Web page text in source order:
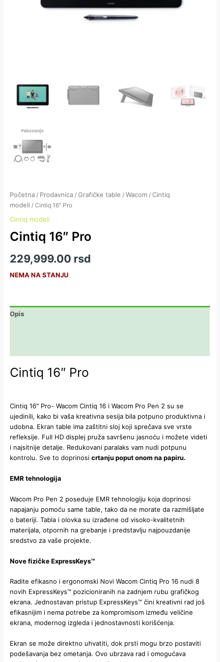
Početna / Prodavnica /Grafičke table /Wacom /Cintiq
modeli / Cintiq 16″ Pro
Cintiq modeli
Cintiq 16″ Pro
229,999.00 rsd
NEMA NA STANJU
Opis
Cintiq 16″ Pro
Cintiq 16″ Pro- Wacom Cintiq 16 i Wacom Pro Pen 2 su se
ujedinili, kako bi vaša kreativna sesija bila potpuno produktivna i
udobna. Ekran table ima zaštitni sloj koji sprečava sve vrste
refleksije. Full HD displej pruža savršenu jasnoću i možete videti
i najsitnije detalje. Redukovani paralaks vam nudi potpunu
kontrolu. Sve to doprinosicrtanju poput onom na papiru.
EMR tehnologija
Wacom Pro Pen 2 poseduje EMR tehnologiju koja doprinosi
napajanju pomoću same table, tako da ne morate da razmišljate
o bateriji. Tabla i olovka su izrađene od visoko-kvalitetnih
materijala, otpornih na grebanje i predstavlju najpouzdanije
sredstvo za vaše projekte.
Nove fizičke ExpressKeys™
Radite efikasno i ergonomski Novi Wacom Cintiq Pro 16 nudi 8
novih ExpressKeys™ pozicioniranih na zadnjem rubu grafičkog
ekrana. Jednostavan pristup ExpressKeys™ čini kreativni rad još
efikasnijim i nema potrebe za kompromisom između veličine
ekrana, modernog izgleda i jednostavnosti korišćenja.
Ekran se može direktno uhvatiti, dok prsti mogu brzo postaviti
podešavanja bez ometanja. Ovo ubrzava rad i omogućava